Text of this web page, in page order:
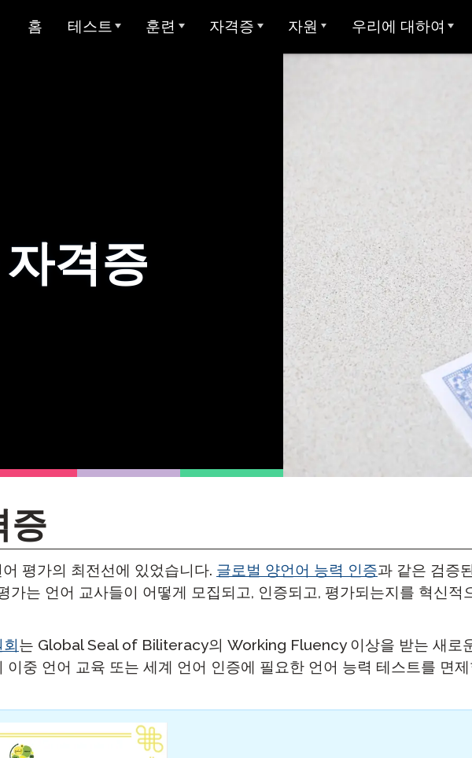
홈
테스트
STAMP CEFR을 위한
STAMP Pro
STAMP 단일 언어
STAMP 의료
STAMP ASL을 위한
SHL 테스트 섹션 설명
아랍어 능력 시험 (APT)
훈련 자격증 자원
통합 ClassLink
Clever
클레버
STAMP
비디오 튜토리얼
숙박 시설
팟캐스트
우리에 대하여
협업
신뢰 & 준수
격증
증
평가의 최전선에 있었습니다. 글로벌 양언어 능력 인증과 같은 검증
가는 언어 교사들이 어떻게 모집되고, 인증되고, 평가되는지를 혁신적
는 Global Seal of Biliteracy의 Working Fluency 이상을 받는 새로
이중 언어 교육 또는 세계 언어 인증에 필요한 언어 능력 테스트를 면